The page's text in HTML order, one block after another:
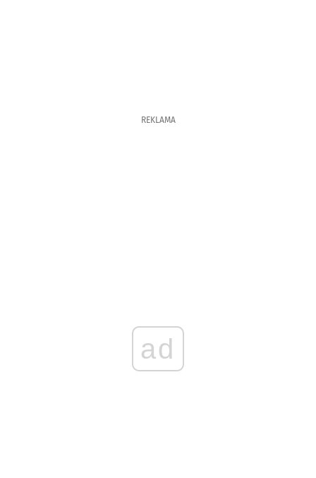
REKLAMA
ad